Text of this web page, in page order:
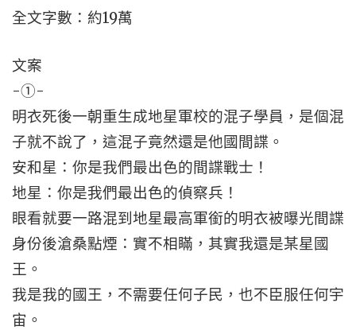
全文字數：約19萬
文案
-①-
明衣死後一朝重生成地星軍校的混子學員，是個混
子就不說了，這混子竟然還是他國間諜。
安和星：你是我們最出色的間諜戰士！
地星：你是我們最出色的偵察兵！
眼看就要一路混到地星最高軍銜的明衣被曝光間諜
身份後滄桑點煙：實不相瞞，其實我還是某星國
王。
我是我的國王，不需要任何子民，也不臣服任何宇
宙。